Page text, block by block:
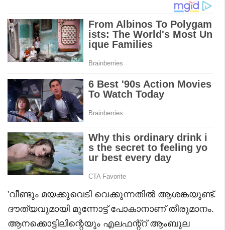
'വീണ്ടും മയക്കുവെടി വെക്കുന്നതില്‍ ആശങ്കയുണ്ട്.
ദൗത്യവുമായി മുന്നോട്ട് പോകാനാണ് തീരുമാനം.
ആനക്കൊട്ടിലിന്റെയും എലഫന്റ്‌റ് ആംബുല